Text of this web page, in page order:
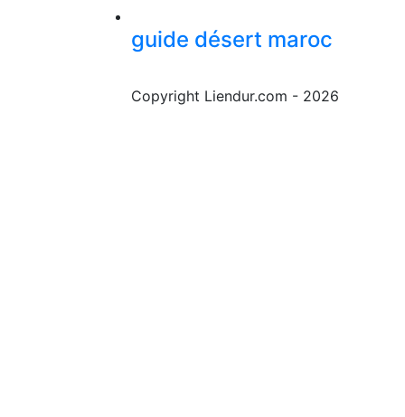
guide désert maroc
Copyright Liendur.com - 2026